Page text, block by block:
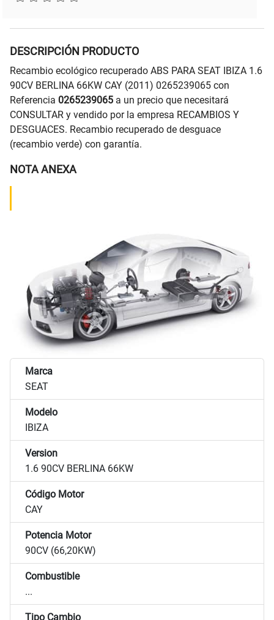
DESCRIPCIÓN PRODUCTO
Recambio ecológico recuperado ABS PARA SEAT IBIZA 1.6
90CV BERLINA 66KW CAY (2011) 0265239065 con
Referencia 0265239065 a un precio que necesitará
CONSULTAR y vendido por la empresa RECAMBIOS Y
DESGUACES. Recambio recuperado de desguace
(recambio verde) con garantía.
NOTA ANEXA
Marca
SEAT
Modelo
IBIZA
Version
1.6 90CV BERLINA 66KW
Código Motor
CAY
Potencia Motor
90CV (66,20KW)
Combustible
...
Tipo Cambio